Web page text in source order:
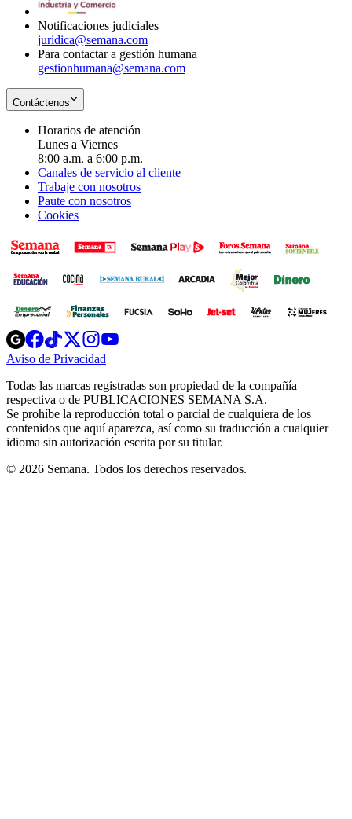
Notificaciones judiciales
juridica@semana.com
Para contactar a gestión humana
gestionhumana@semana.com
Contáctenos
Horarios de atención
Lunes a Viernes
8:00 a.m. a 6:00 p.m.
Canales de servicio al cliente
Trabaje con nosotros
Paute con nosotros
Cookies
Opens
in
new
Opens
in
new
Opens
in
new
window
Opens
new
windowwindow
Aviso de Privacidad
new
window
Todas las marcas registradas son propiedad de la compañía
respectiva o de PUBLICACIONES SEMANA S.A.
Se prohíbe la reproducción total o parcial de cualquiera de los
contenidos que aquí aparezca, así como su traducción a cualquier
idioma sin autorización escrita por su titular.
© 2026 Semana. Todos los derechos reservados.